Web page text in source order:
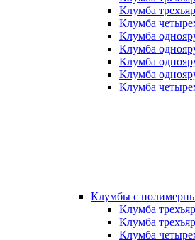
Клумба
Клумба
Клумба
Клумба
Клумба
Клумба
Клумба
Клумбы с
Клумба
Клумба
Клумба